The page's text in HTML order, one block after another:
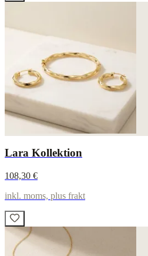
Lara Kollektion
108,30 €
inkl. moms, plus frakt